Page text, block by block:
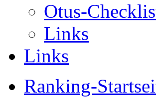
Otus-
Links
Links
Ranking-